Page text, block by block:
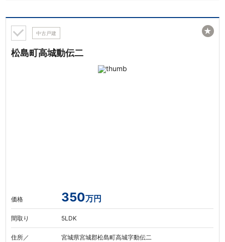
中古戸建
松島町高城動伝二
価格 350万円
間取り 5LDK
住所／
宮城県宮城郡松島町高城字動伝二
★